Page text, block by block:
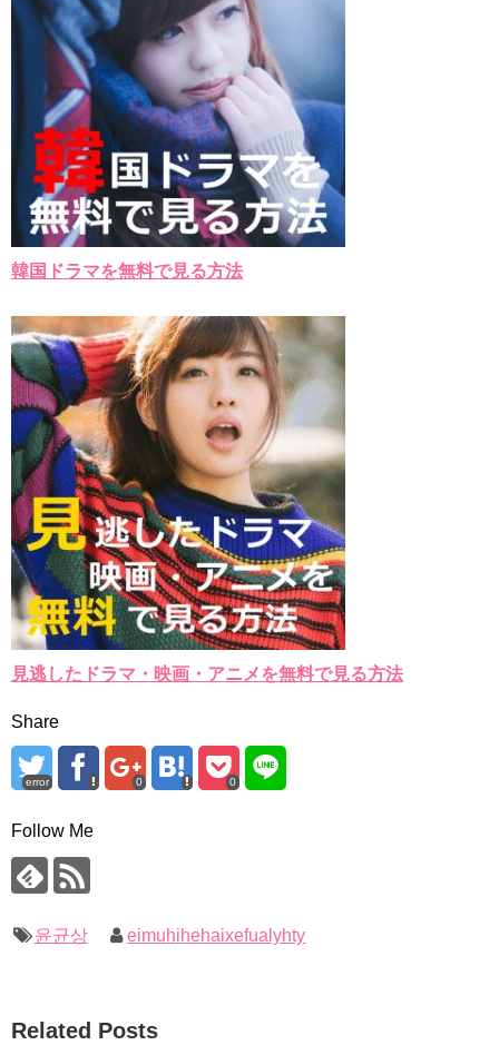
韓国ドラマを無料で見る方法
見逃したドラマ・映画・アニメを無料で見る方法
Share
error 0 0
Follow Me
윤균상 eimuhihehaixefualyhty
Related Posts